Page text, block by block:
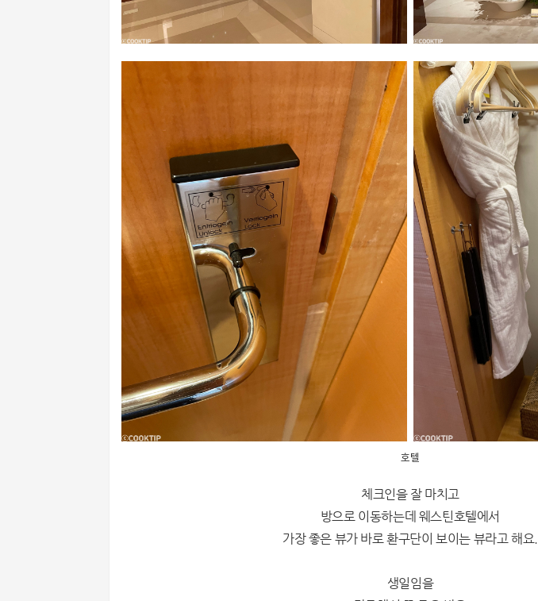
호텔
체크인을 잘 마치고
방으로 이동하는데 웨스틴호텔에서
가장 좋은 뷰가 바로 환구단이 보이는 뷰라고 해요.
생일임을